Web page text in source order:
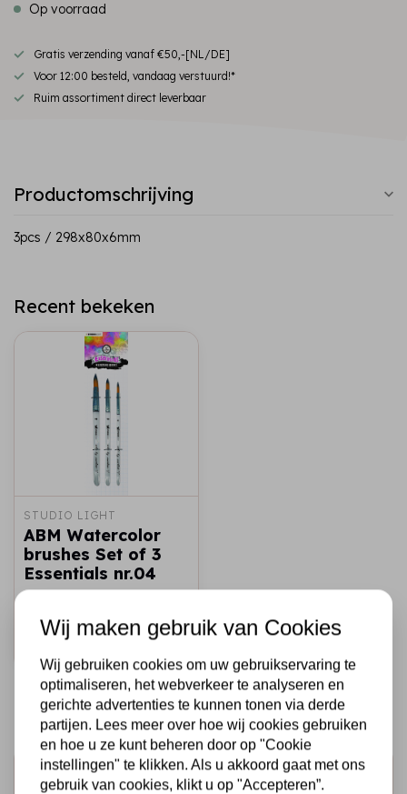
Op voorraad
Gratis verzending vanaf €50,-[NL/DE]
Voor 12:00 besteld, vandaag verstuurd!*
Ruim assortiment direct leverbaar
Productomschrijving
3pcs / 298x80x6mm
Recent bekeken
STUDIO LIGHT
ABM Watercolor
brushes Set of 3
Essentials nr.04
Snel toevoegen
Schrijf je in voor de nieuwsbrief
Wij maken gebruik van Cookies
Wij gebruiken cookies om uw gebruikservaring te
optimaliseren, het webverkeer te analyseren en
gerichte advertenties te kunnen tonen via derde
partijen. Lees meer over hoe wij cookies gebruiken
en hoe u ze kunt beheren door op "Cookie
instellingen" te klikken. Als u akkoord gaat met ons
gebruik van cookies, klikt u op "Accepteren”.